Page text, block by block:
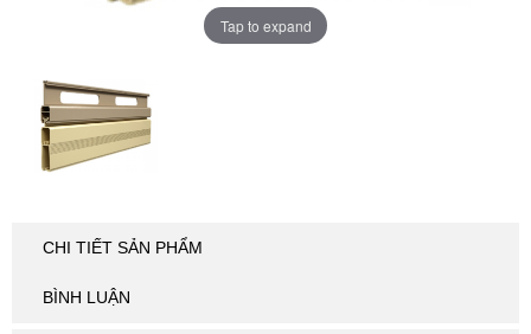
Tap to expand
CHI TIẾT SẢN PHẨM
BÌNH LUẬN